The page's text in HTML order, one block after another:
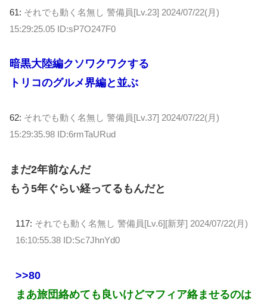
61: それでも動く名無し 警備員[Lv.23] 2024/07/22(月)
15:29:25.05 ID:sP7O247F0
暗黒大陸編クソワクワクする
トリコのグルメ界編と並ぶ
62: それでも動く名無し 警備員[Lv.37] 2024/07/22(月)
15:29:35.98 ID:6rmTaURud
まだ2年前なんだ
もう5年ぐらい経ってるもんだと
117: それでも動く名無し 警備員[Lv.6][新芽] 2024/07/22(月)
16:10:55.38 ID:Sc7JhnYd0
>>80
まあ旅団絡めても良いけどマフィア絡ませるのは